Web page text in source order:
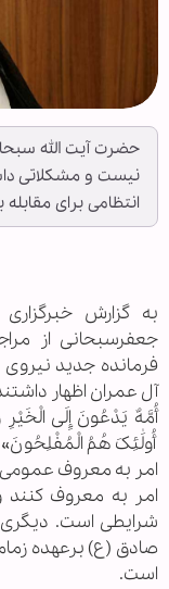
حضرت آیت الله
نیست و مشکلاتی
انتظامی برای
به گزارش
جعفرسبحانی از
آل عمران اظهار
أُمَّهٌ یَدْعُونَ إِلَی
أُولَٰئِکَ هُمُ
امر به معروف عمومی
امر به معروف کنند
شرایطی است.
صادق (ع) برعهده
است.